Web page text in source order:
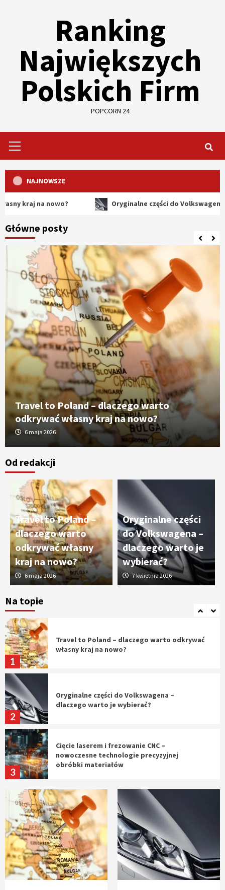
Ranking
Największych
Polskich Firm
POPCORN 24
Menu
NAJNOWSZE
na nowo? Oryginalne części do Volkswagena –
Główne posty
Travel to Poland – dlaczego warto
odkrywać własny kraj na nowo?
6 maja 2026
Od redakcji
Travel to Poland –
dlaczego warto
odkrywać własny
kraj na nowo?
6 maja 2026
Oryginalne części
do Volkswagena –
dlaczego warto je
wybierać?
7 kwietnia 2026
Na topie
3
nowoczesne technologie precyzyjnej
obróbki materiałów
4
Czy sztuczna inteligencja wyprze pracę
geodety w przyszłości?
5
Tworzenie aplikacji internetowych – jak
1
Travel to Poland – dlaczego warto odkrywać
własny kraj na nowo?
2
Oryginalne części do Volkswagena –
dlaczego warto je wybierać?
3
Cięcie laserem i frezowanie CNC –
nowoczesne technologie precyzyjnej
obróbki materiałów
4
Czy sztuczna inteligencja wyprze pracę
geodety w przyszłości?
5
Tworzenie aplikacji internetowych – jak
powstają nowoczesne rozwiązania cyfrowe